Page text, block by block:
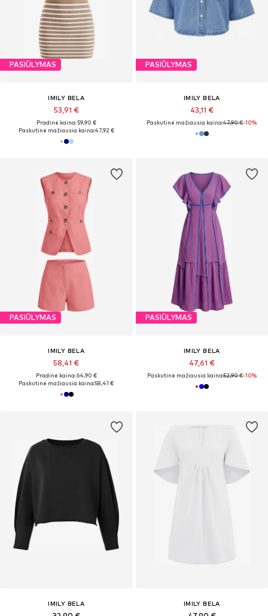
PASIŪLYMAS
IMILY BELA
53,91 €
Pradinė kaina: 59,90 €
Paskutinė mažiausia kaina:47,92 €
PASIŪLYMAS
IMILY BELA
43,11 €
Paskutinė mažiausia kaina:47,90 €-10%
PASIŪLYMAS
IMILY BELA
58,41 €
Pradinė kaina: 64,90 €
Paskutinė mažiausia kaina:58,41 €
PASIŪLYMAS
IMILY BELA
47,61 €
Paskutinė mažiausia kaina:52,90 €-10%
IMILY BELA IMILY BELA